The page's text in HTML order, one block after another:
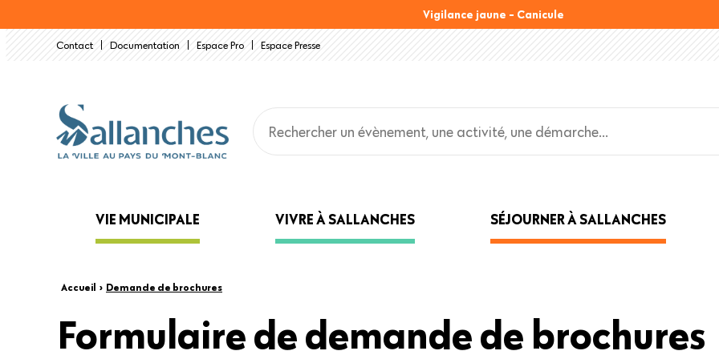
au
Vigilance jaune - Canicule
Contact Documentation Espace Pro Espace Presse
Main
navigation
VIE MUNICIPALE VIVRE À SALLANCHES SÉJOURNER À SALLANCHES
Fil
Accueil › Demande de brochures
Back
to
Formulaire de demande de brochures